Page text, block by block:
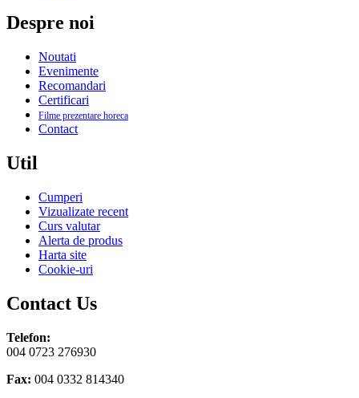
Despre noi
Noutati
Evenimente
Recomandari
Certificari
Filme prezentare horeca
Contact
Util
Cumperi
Vizualizate recent
Curs valutar
Alerta de produs
Harta site
Cookie-uri
Contact Us
Telefon:
004 0723 276930
Fax: 004 0332 814340